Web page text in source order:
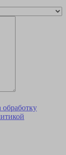
обработку